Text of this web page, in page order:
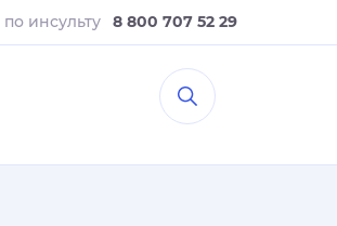
по инсульту 8 800 707 52 29